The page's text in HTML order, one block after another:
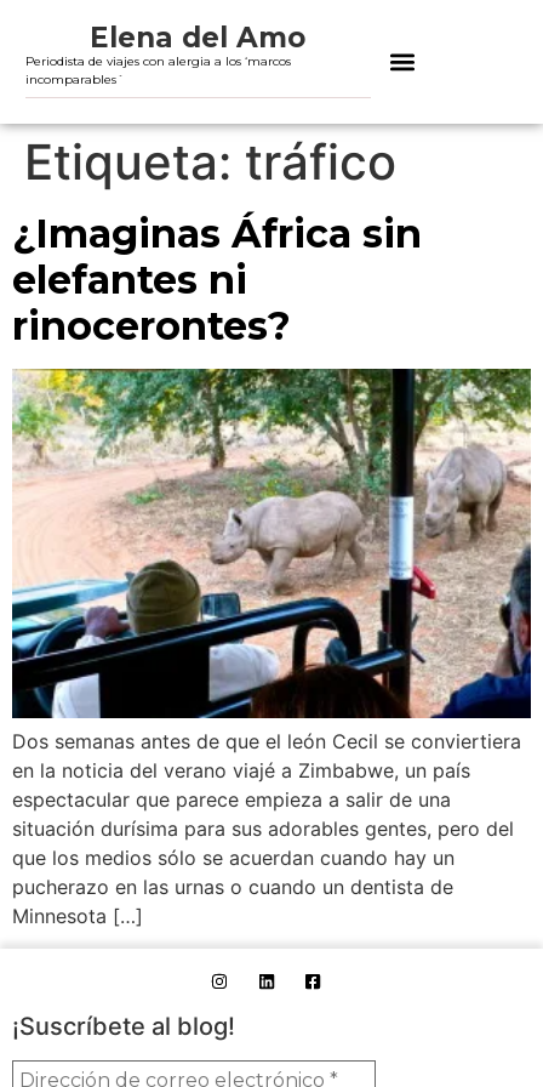
Elena del Amo
Periodista de viajes con alergia a los ‘marcos
incomparables´
Etiqueta: tráfico
¿Imaginas África sin
elefantes ni
rinocerontes?
Dos semanas antes de que el león Cecil se conviertiera
en la noticia del verano viajé a Zimbabwe, un país
espectacular que parece empieza a salir de una
situación durísima para sus adorables gentes, pero del
que los medios sólo se acuerdan cuando hay un
pucherazo en las urnas o cuando un dentista de
Minnesota […]
¡Suscríbete al blog!